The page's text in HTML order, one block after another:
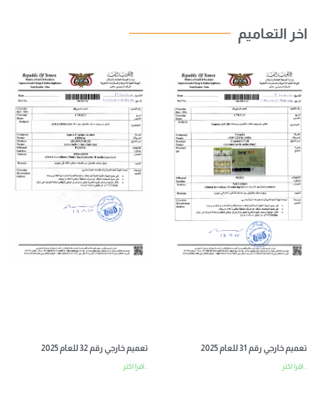
اخر التعاميم
تعميم خارجي رقم 32 للعام 2025
اقرا اكثر...
تعميم خارجي رقم 31 للعام 2025
اقرا اكثر...